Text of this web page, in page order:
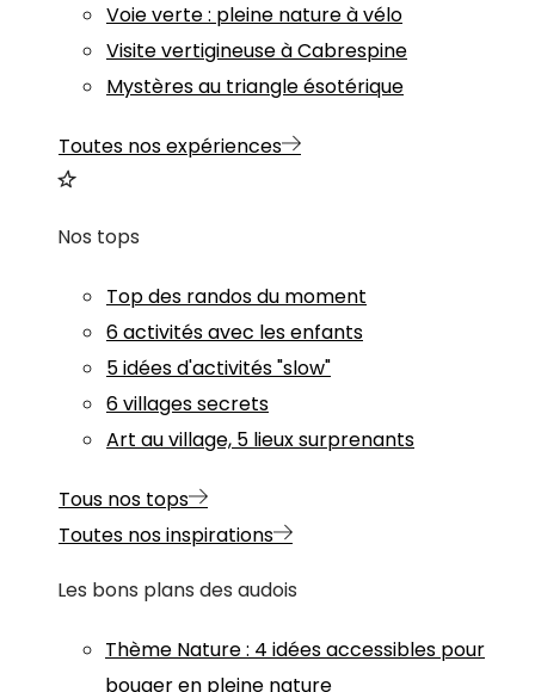
Voie verte : pleine nature à vélo
Visite vertigineuse à Cabrespine
Mystères au triangle ésotérique
Toutes nos expériences
Nos tops
Top des randos du moment
6 activités avec les enfants
5 idées d'activités "slow"
6 villages secrets
Art au village, 5 lieux surprenants
Tous nos tops
Toutes nos inspirations
Les bons plans des audois
Thème Nature: 4 idées accessibles pour
bouger en pleine nature